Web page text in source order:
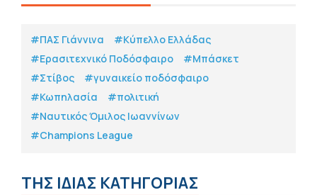
#ΠΑΣ Γιάννινα
#Κύπελλο Ελλάδας
#Eρασιτεχνικό Ποδόσφαιρο
#Μπάσκετ
#Στίβος
#γυναικείο ποδόσφαιρο
#Κωπηλασία
#πολιτική
#Ναυτικός Όμιλος Ιωαννίνων
#Champions League
ΤΗΣ ΙΔΙΑΣ ΚΑΤΗΓΟΡΙΑΣ